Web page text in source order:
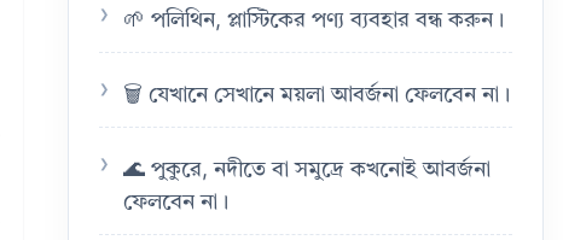
🌱 পলিথিন, প্লাস্টিকের পণ্য ব্যবহার বন্ধ করুন।
🗑️ যেখানে সেখানে ময়লা আবর্জনা ফেলবেন না।
🌊 পুকুরে, নদীতে বা সমুদ্রে কখনোই আবর্জনা
ফেলবেন না।